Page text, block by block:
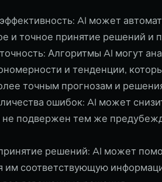
AI может
и точное принятие решений и
Алгоритмы AI могут
и тенденции,
точным прогнозам и
ошибок: AI может
не подвержен тем же
решений: AI может
им соответствующую